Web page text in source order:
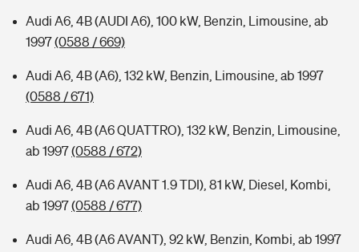
Audi A6, 4B (AUDI A6), 100 kW, Benzin, Limousine, ab
1997(0588 / 669)
Audi A6, 4B (A6), 132 kW, Benzin, Limousine, ab 1997
(0588 / 671)
Audi A6, 4B (A6 QUATTRO), 132 kW, Benzin, Limousine,
ab 1997(0588 / 672)
Audi A6, 4B (A6 AVANT 1.9 TDI), 81 kW, Diesel, Kombi,
ab 1997(0588 / 677)
Audi A6, 4B (A6 AVANT), 92 kW, Benzin, Kombi, ab 1997